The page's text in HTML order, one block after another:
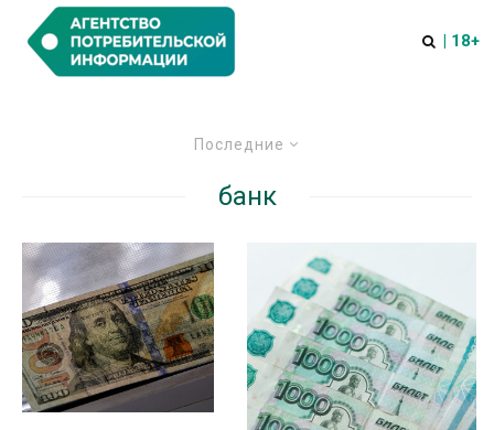
| 18+
Последние
банк